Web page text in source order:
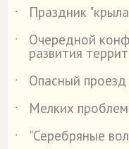
˙
Праздник
˙
Очередной
развития
˙
Опасный проезд
˙
Мелких
˙
"Серебряные